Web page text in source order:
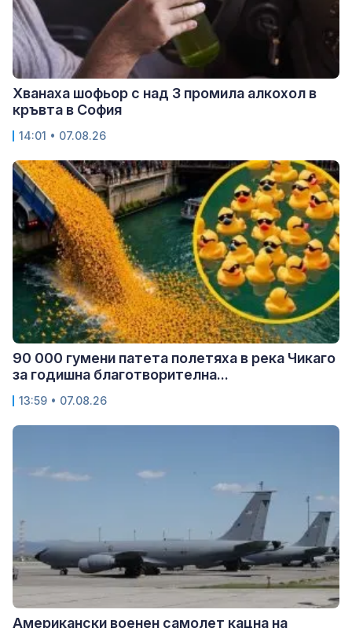
Хванаха шофьор с над 3 промила алкохол в
кръвта в София
14:01 • 07.08.26
90 000 гумени патета полетяха в река Чикаго
за годишна благотворителна...
13:59 • 07.08.26
Американски военен самолет кацна на